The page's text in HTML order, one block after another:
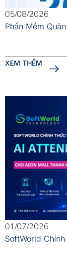
05/08/2026
Phần Mềm
XEM THÊM
01/07/2026
SoftWorld